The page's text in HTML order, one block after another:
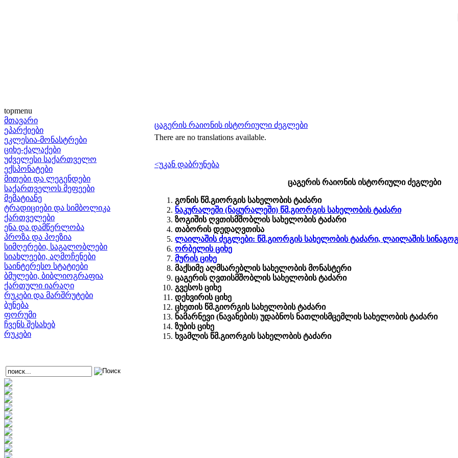
topmenu
მთავარი
ეპარქიები
ეკლესია-მონასტრები
ციხე-ქალაქები
უძველესი საქართველო
ექსპონატები
მითები და ლეგენდები
საქართველოს მეფეები
მემატიანე
ტრადიციები და სიმბოლიკა
ქართველები
ენა და დამწერლობა
პროზა და პოეზია
სიმღერები, საგალობლები
სიახლეები, აღმოჩენები
საინტერესო სტატიები
ბმულები, ბიბლიოგრაფია
ქართული იარაღი
რუკები და მარშრუტები
ბუნება
ფორუმი
ჩვენს შესახებ
რუკები
ცაგერის რაიონის ისტორიული ძეგლები
There are no translations available.
<უკან დაბრუნება
ცაგერის რაიონის ისტორიული ძეგლები
გონის წმ.გიორგის სახელობის ტაძარი
ნაკურალეში (ნაყურალეში) წმ.გიორგის სახელობის ტაძარი
ზოგიშის ღვთისმშობლის სახელობის ტაძარი
თაბორის დედაღვთისა
ლაილაშის ძეგლები: წმ.გიორგის სახელობის ტაძარი, ლაილაშის
ორბელის ციხე
მურის ციხე
მაქსიმე აღმსარებლის სახელობის მონასტერი
ცაგერის ღვთისმშობლის სახელობის ტაძარი
გვესოს ციხე
დეხვირის ციხე
ცხეთის წმ.გიორგის სახელობის ტაძარი
ნამარნევი (ნავანების) უდაბნოს ნათლისმცემლის სახელობის ტაძარი
ზუბის ციხე
ხვამლის წმ.გიორგის სახელობის ტაძარი